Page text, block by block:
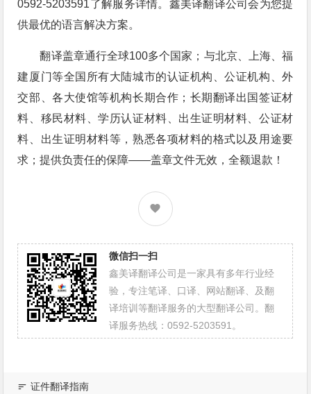
0592-5203591了解服务详情。鑫美译翻译公司会为您提
供最优的语言解决方案。
翻译盖章通行全球100多个国家；与北京、上海、福
建厦门等全国所有大陆城市的认证机构、公证机构、外
交部、各大使馆等机构长期合作；长期翻译出国签证材
料、移民材料、学历认证材料、出生证明材料、公证材
料、出生证明材料等，熟悉各项材料的格式以及用途要
求；提供负责任的保障——盖章文件无效，全额退款！
微信扫一扫
鑫美译翻译公司是一家具有多年行业经
验，专注笔译、口译、网站翻译、及翻
译培训等翻译服务的大型翻译公司。翻
译服务热线：0592-5203591。
证件翻译指南